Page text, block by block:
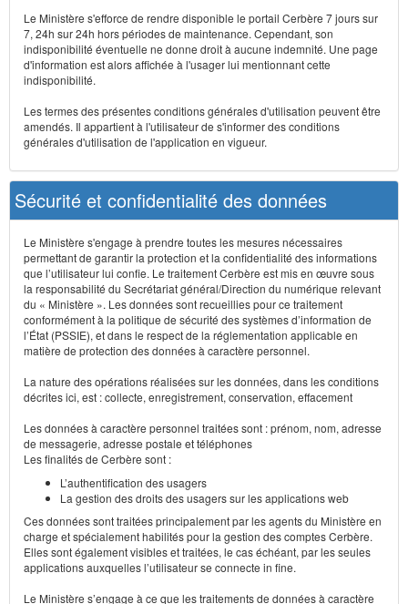
Le Ministère s'efforce de rendre disponible le portail Cerbère 7 jours sur
7, 24h sur 24h hors périodes de maintenance. Cependant, son
indisponibilité éventuelle ne donne droit à aucune indemnité. Une page
d'information est alors affichée à l'usager lui mentionnant cette
indisponibilité.
Les termes des présentes conditions générales d'utilisation peuvent être
amendés. Il appartient à l'utilisateur de s'informer des conditions
générales d'utilisation de l'application en vigueur.
Sécurité et confidentialité des données
Le Ministère s'engage à prendre toutes les mesures nécessaires
permettant de garantir la protection et la confidentialité des informations
que l’utilisateur lui confie. Le traitement Cerbère est mis en œuvre sous
la responsabilité du Secrétariat général/Direction du numérique relevant
du « Ministère ». Les données sont recueillies pour ce traitement
conformément à la politique de sécurité des systèmes d’information de
l’État (PSSIE), et dans le respect de la réglementation applicable en
matière de protection des données à caractère personnel.
La nature des opérations réalisées sur les données, dans les conditions
décrites ici, est : collecte, enregistrement, conservation, effacement
Les données à caractère personnel traitées sont : prénom, nom, adresse
de messagerie, adresse postale et téléphones
Les finalités de Cerbère sont :
L’authentification des usagers
La gestion des droits des usagers sur les applications web
Ces données sont traitées principalement par les agents du Ministère en
charge et spécialement habilités pour la gestion des comptes Cerbère.
Elles sont également visibles et traitées, le cas échéant, par les seules
applications auxquelles l’utilisateur se connecte in fine.
Le Ministère s’engage à ce que les traitements de données à caractère